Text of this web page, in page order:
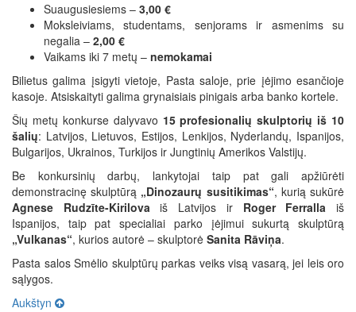
Suaugusiesiems – 3,00 €
Moksleiviams, studentams, senjorams ir asmenims su
negalia – 2,00 €
Vaikams iki 7 metų – nemokamai
Bilietus galima įsigyti vietoje, Pasta saloje, prie įėjimo esančioje
kasoje. Atsiskaityti galima grynaisiais pinigais arba banko kortele.
Šių metų konkurse dalyvavo 15 profesionalių skulptorių iš 10
šalių: Latvijos, Lietuvos, Estijos, Lenkijos, Nyderlandų, Ispanijos,
Bulgarijos, Ukrainos, Turkijos ir Jungtinių Amerikos Valstijų.
Be konkursinių darbų, lankytojai taip pat gali apžiūrėti
demonstracinę skulptūrą „Dinozaurų susitikimas“, kurią sukūrė
Agnese Rudzīte-Kirilovaiš Latvijos ir Roger Ferralla iš
Ispanijos, taip pat specialiai parko įėjimui sukurtą skulptūrą
„Vulkanas“, kurios autorė – skulptorė Sanita Rāviņa.
Pasta salos Smėlio skulptūrų parkas veiks visą vasarą, jei leis oro
sąlygos.
Aukštyn